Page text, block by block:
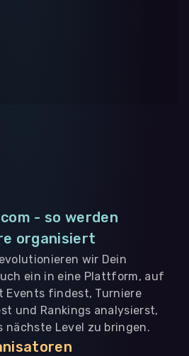
- so werden
organisiert
wir Dein
ein in eine Plattform, auf
Events findest, Turniere
und Rankings analysierst,
nächste Level zu bringen.